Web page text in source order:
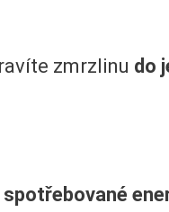
zmrzlinu do